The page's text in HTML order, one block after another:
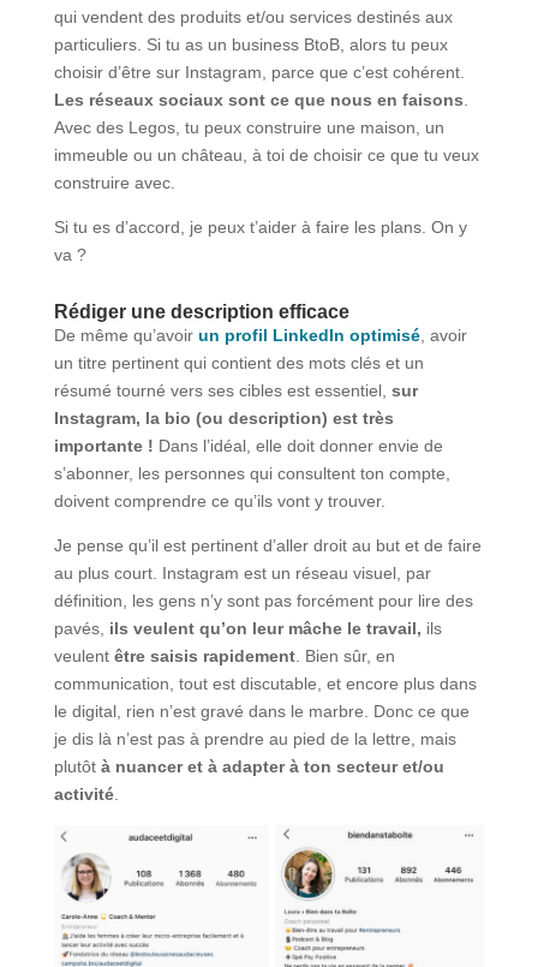
qui vendent des produits et/ou services destinés aux
particuliers. Si tu as un business BtoB, alors tu peux
choisir d’être sur Instagram, parce que c’est cohérent.
Les réseaux sociaux sont ce que nous en faisons
Avec des Legos, tu peux construire une maison, un
immeuble ou un château, à toi de choisir ce que tu veux
construire avec.
Si tu es d’accord, je peux t’aider à faire les plans. On y
va ?
Rédiger une description efficace
De même qu’avoir un profil LinkedIn optimisé, avoir
un titre pertinent qui contient des mots clés et un
résumé tourné vers ses cibles est essentiel, sur
Instagram, la bio (ou description) est très
importante ! Dans l’idéal, elle doit donner envie de
s’abonner, les personnes qui consultent ton compte,
doivent comprendre ce qu’ils vont y trouver.
Je pense qu’il est pertinent d’aller droit au but et de faire
au plus court. Instagram est un réseau visuel, par
définition, les gens n’y sont pas forcément pour lire des
pavés, ils veulent qu’on leur mâche le travail, ils
veulent être saisis rapidement. Bien sûr, en
communication, tout est discutable, et encore plus dans
le digital, rien n’est gravé dans le marbre. Donc ce que
je dis là n’est pas à prendre au pied de la lettre, mais
plutôt à nuancer et à adapter à ton secteur et/ou
activité.